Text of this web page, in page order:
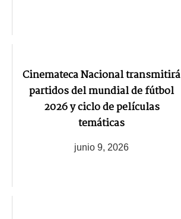
Cinemateca Nacional transmitirá
partidos del mundial de fútbol
2026 y ciclo de películas
temáticas
junio 9, 2026